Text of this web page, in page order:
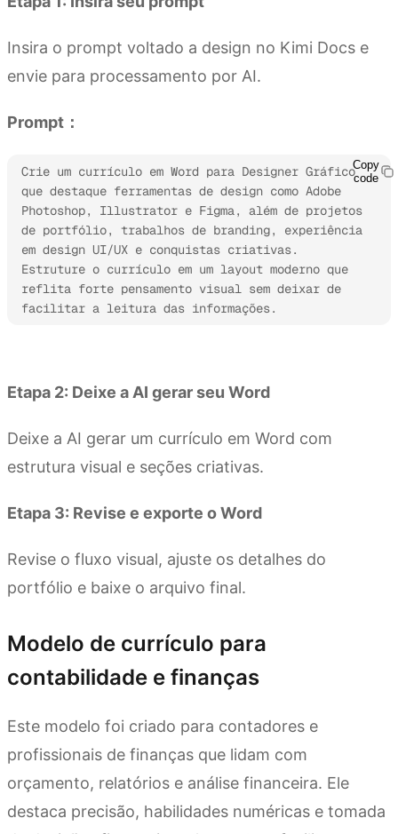
Insira o prompt voltado a design no Kimi Docs e
envie para processamento por AI.
Prompt：
Crie um currículo em Word para Designer Gráfico
que destaque ferramentas de design como Adobe
Photoshop, Illustrator e Figma, além de projetos
de portfólio, trabalhos de branding, experiência
em design UI/UX e conquistas criativas.
Estruture o currículo em um layout moderno que
reflita forte pensamento visual sem deixar de
facilitar a leitura das informações.
Copy
code
Etapa 2: Deixe a AI gerar seu Word
Deixe a AI gerar um currículo em Word com
estrutura visual e seções criativas.
Etapa 3: Revise e exporte o Word
Revise o fluxo visual, ajuste os detalhes do
portfólio e baixe o arquivo final.
Modelo de currículo para
contabilidade e finanças
Este modelo foi criado para contadores e
profissionais de finanças que lidam com
orçamento, relatórios e análise financeira. Ele
destaca precisão, habilidades numéricas e tomada